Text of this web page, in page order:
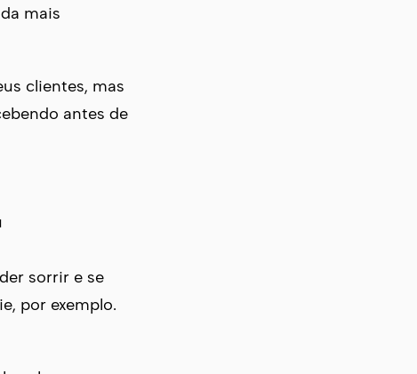
mais
clientes, mas
antes de
sorrir e se
por exemplo.